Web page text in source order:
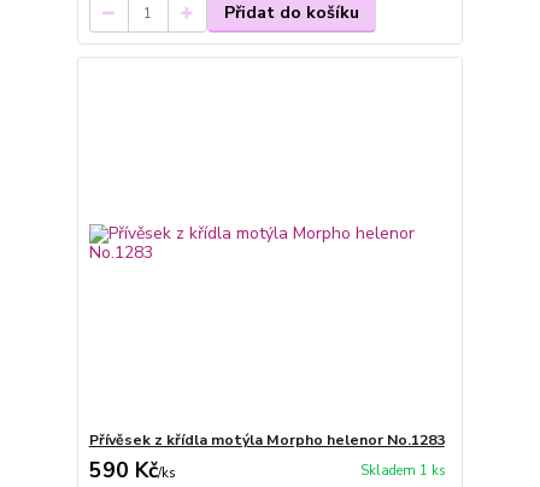
Přidat do košíku
Přívěsek z křídla motýla Morpho helenor No.1283
590 Kč/ks Skladem 1 ks